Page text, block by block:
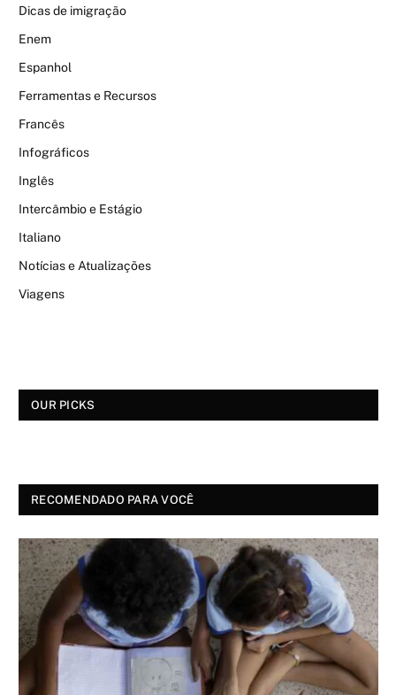
Dicas de imigração
Enem
Espanhol
Ferramentas e Recursos
Francês
Infográficos
Inglês
Intercâmbio e Estágio
Italiano
Notícias e Atualizações
Viagens
OUR PICKS
RECOMENDADO PARA VOCÊ